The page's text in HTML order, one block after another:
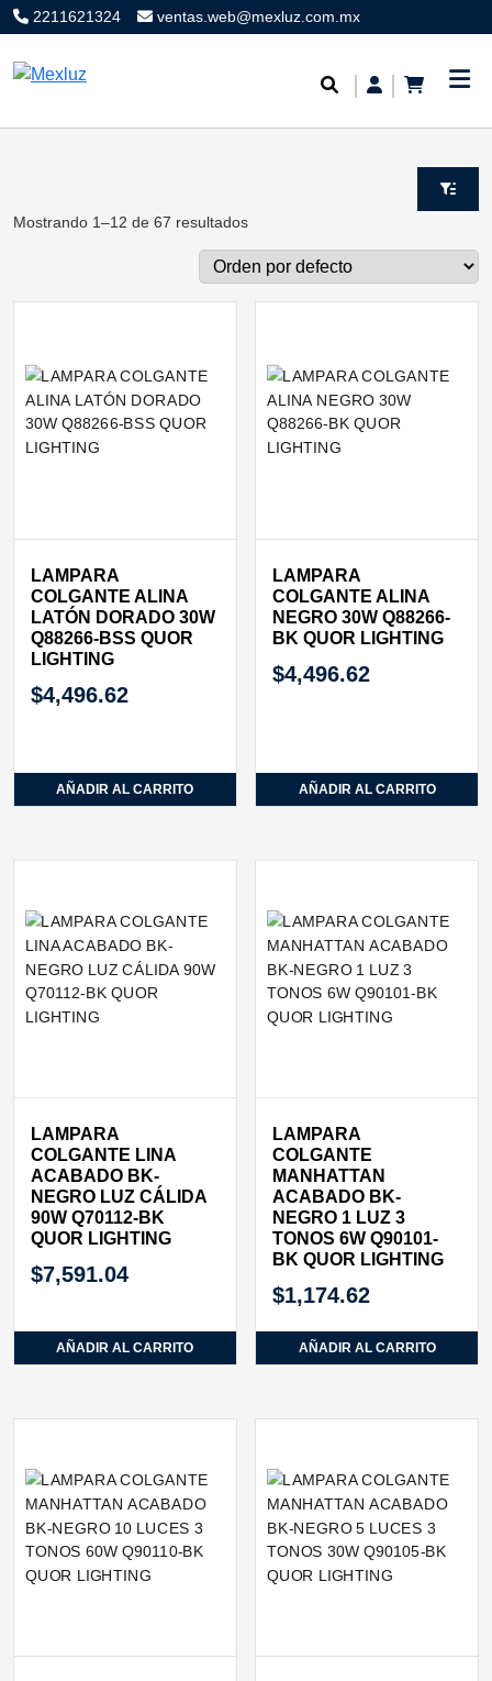
2211621324 ventas.web@mexluz.com.mx
Mostrando 1–12 de 67 resultados
LAMPARA
COLGANTE ALINA
LATÓN DORADO 30W
Q88266-BSS QUOR
LIGHTING
$4,496.62
AÑADIR AL CARRITO
LAMPARA
COLGANTE ALINA
NEGRO 30W Q88266-
BK QUOR LIGHTING
$4,496.62
AÑADIR AL CARRITO
LAMPARA
COLGANTE LINA
ACABADO BK-
NEGRO LUZ CÁLIDA
90W Q70112-BK
QUOR LIGHTING
$7,591.04
AÑADIR AL CARRITO
LAMPARA
COLGANTE
MANHATTAN
ACABADO BK-
NEGRO 1 LUZ 3
TONOS 6W Q90101-
BK QUOR LIGHTING
$1,174.62
AÑADIR AL CARRITO